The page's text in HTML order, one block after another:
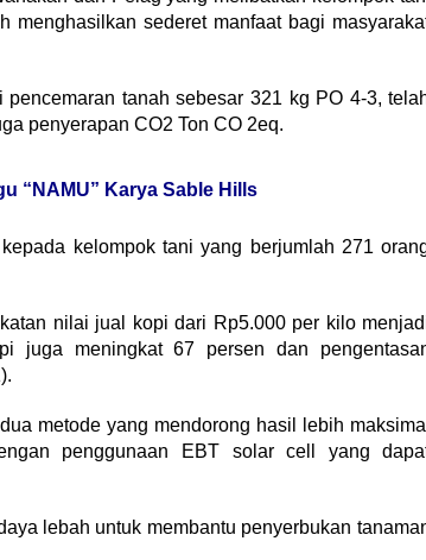
menghasilkan sederet manfaat bagi
tanah sebesar 321 kg PO 4-3,
penyerapan CO2 Ton CO 2eq.
“NAMU” Karya Sable Hills
kelompok tani yang berjumlah 271
nilai jual kopi dari Rp5.000 per kilo
juga meningkat 67 persen dan
metode yang mendorong hasil lebih maksimal
penggunaan EBT solar cell yang
lebah untuk membantu penyerbukan